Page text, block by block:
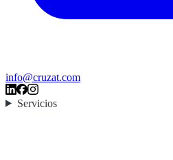
info@cruzat.com
Servicios